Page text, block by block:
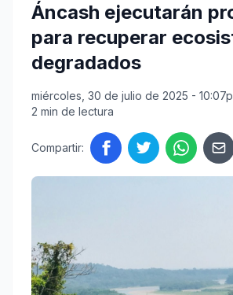
Áncash ejecutarán
para recuperar
degradados
miércoles, 30 de julio de 2025 -
2 min de lectura
Compartir: